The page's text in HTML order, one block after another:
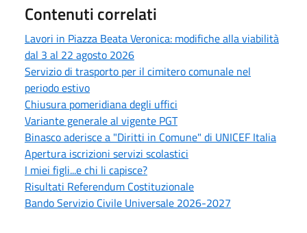
Contenuti correlati
Lavori in Piazza Beata Veronica: modifiche alla viabilità
dal 3 al 22 agosto 2026
Servizio di trasporto per il cimitero comunale nel
periodo estivo
Chiusura pomeridiana degli uffici
Variante generale al vigente PGT
Binasco aderisce a "Diritti in Comune" di UNICEF Italia
Apertura iscrizioni servizi scolastici
I miei figli...e chi li capisce?
Risultati Referendum Costituzionale
Bando Servizio Civile Universale 2026-2027